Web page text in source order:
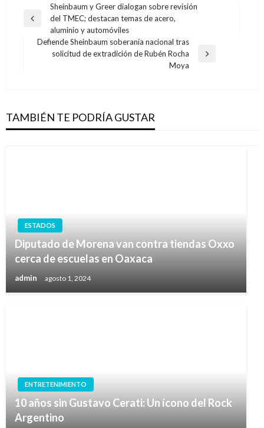
Navegación
de
entradas
Entrada
anterior
Sheinbaum y Greer dialogan sobre revisión
del TMEC; destacan temas de acero,
aluminio y automóviles
Entrada
Defiende Sheinbaum soberanía nacional tras
solicitud de extradición de Rubén Rocha
Moya
TAMBIÉN TE PODRÍA GUSTAR
ESTADOS
Diputado de Morena van contra tiendas Oxxo
cerca de escuelas en Oaxaca
admin agosto 1, 2024
ENTRETENIMIENTO
10 años sin Gustavo Cerati: Un ícono del Rock
Argentino